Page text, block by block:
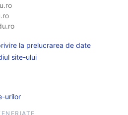
la prelucrarea de date
site-ului
urilor